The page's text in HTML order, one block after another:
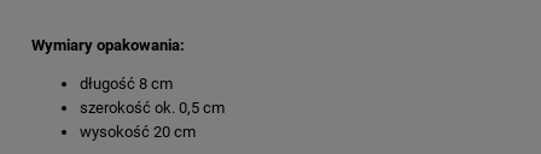
Wymiary opakowania:
długość 8 cm
szerokość ok. 0,5 cm
wysokość 20 cm